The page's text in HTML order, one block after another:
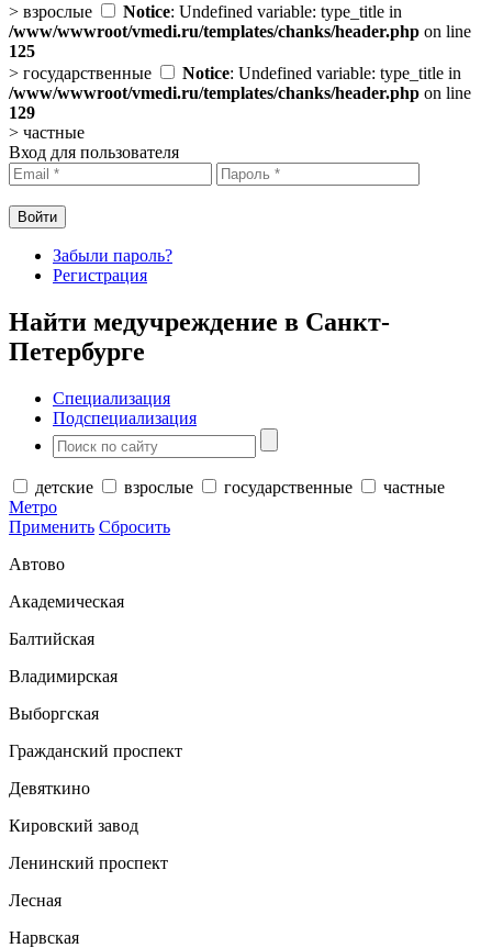
> взрослые Notice: Undefined variable: type_title in
/www/wwwroot/vmedi.ru/templates/chanks/header.php on line
125
> государственные Notice: Undefined variable: type_title in
/www/wwwroot/vmedi.ru/templates/chanks/header.php on line
129
> частные
Вход для пользователя
Забыли пароль?
Регистрация
Найти медучреждение в Санкт-
Петербурге
Специализация
Подспециализация
детские взрослые государственные
частные
Метро
Применить Сбросить
Автово
Академическая
Балтийская
Владимирская
Выборгская
Гражданский проспект
Девяткино
Кировский завод
Ленинский проспект
Лесная
Нарвская